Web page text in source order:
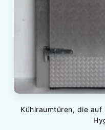
Kühlraumtüren, die